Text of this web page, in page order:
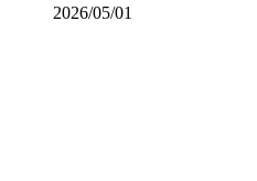
2026/05/01